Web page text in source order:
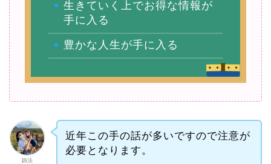
生きていく上でお得な情報が
手に入る
豊かな人生が手に入る
釼法
近年この手の話が多いですので注意が
必要となります。